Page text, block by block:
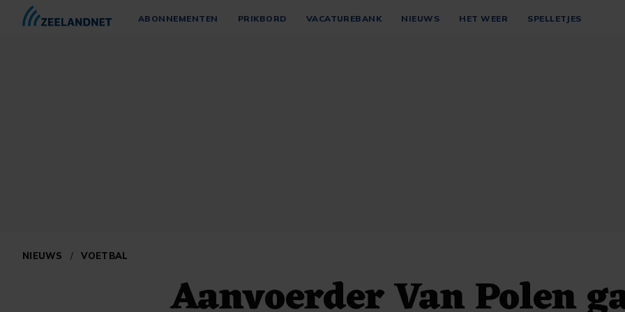
ABONNEMENTEN PRIKBORD VACATUREBANK NIEUWS HET WEER SPELLETJES
NIEUWS / VOETBAL